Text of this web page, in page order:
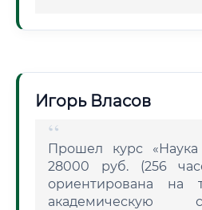
Игорь Власов
Прошел курс
28000 руб. (256
ориентирована на
академическую